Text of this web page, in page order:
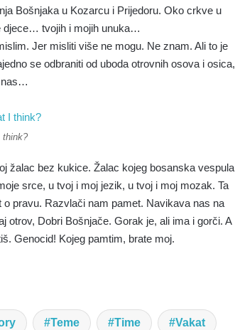
Bošnjaka u Kozarcu i Prijedoru. Oko crkve u
djece… tvojih i mojih unuka…
Jer misliti više ne mogu. Ne znam. Ali to je
se odbraniti od uboda otrovnih osova i osica,
nas…
think?
žalac bez kukice. Žalac kojeg bosanska vespula
srce, u tvoj i moj jezik, u tvoj i moj mozak. Ta
pravu. Razvlači nam pamet. Navikava nas na
otrov, Dobri Bošnjače. Gorak je, ali ima i gorči. A
Genocid! Kojeg pamtim, brate moj.
Teme Time Vakat